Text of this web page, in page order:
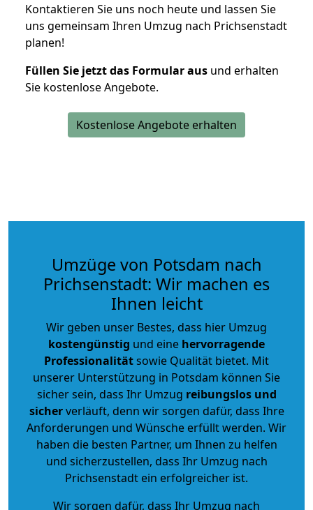
Kontaktieren Sie uns noch heute und lassen Sie
uns gemeinsam Ihren Umzug nach Prichsenstadt
planen!
Füllen Sie jetzt das Formular aus und erhalten
Sie kostenlose Angebote.
Kostenlose Angebote erhalten
Umzüge von Potsdam nach
Prichsenstadt: Wir machen es
Ihnen leicht
Wir geben unser Bestes, dass hier Umzug
kostengünstig und eine hervorragende
Professionalitätsowie Qualität bietet. Mit
unserer Unterstützung in Potsdam können Sie
sicher sein, dass Ihr Umzug reibungslos und
sicherverläuft, denn wir sorgen dafür, dass Ihre
Anforderungen und Wünsche erfüllt werden. Wir
haben die besten Partner, um Ihnen zu helfen
und sicherzustellen, dass Ihr Umzug nach
Prichsenstadt ein erfolgreicher ist.
Wir sorgen dafür, dass Ihr Umzug nach